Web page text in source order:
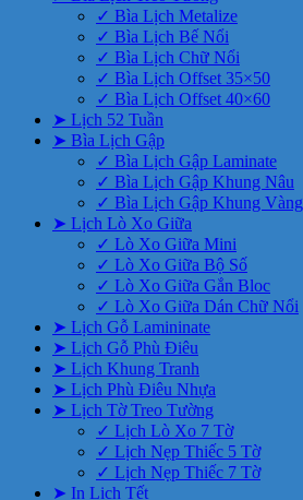
✓ Bìa Lịch Metalize
✓ Bìa Lịch Bế Nổi
✓ Bìa Lịch Chữ Nổi
✓ Bìa Lịch Offset 35×50
✓ Bìa Lịch Offset 40×60
➤ Lịch 52 Tuần
➤ Bìa Lịch Gập
✓ Bìa Lịch Gập Laminate
✓ Bìa Lịch Gập Khung Nâu
✓ Bìa Lịch Gập Khung Vàng
➤ Lịch Lò Xo Giữa
✓ Lò Xo Giữa Mini
✓ Lò Xo Giữa Bộ Số
✓ Lò Xo Giữa Gắn Bloc
✓ Lò Xo Giữa Dán Chữ Nổi
➤ Lịch Gỗ Lamininate
➤ Lịch Gỗ Phù Điêu
➤ Lịch Khung Tranh
➤ Lịch Phù Điêu Nhựa
➤ Lịch Tờ Treo Tường
✓ Lịch Lò Xo 7 Tờ
✓ Lịch Nẹp Thiếc 5 Tờ
✓ Lịch Nẹp Thiếc 7 Tờ
➤ In Lịch Tết